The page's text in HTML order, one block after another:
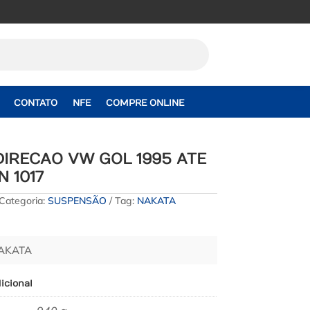
CONTATO NFE COMPRE ONLINE
VW GOL 1995 ATE
1017
SUSPENSÃO Tag: NAKATA